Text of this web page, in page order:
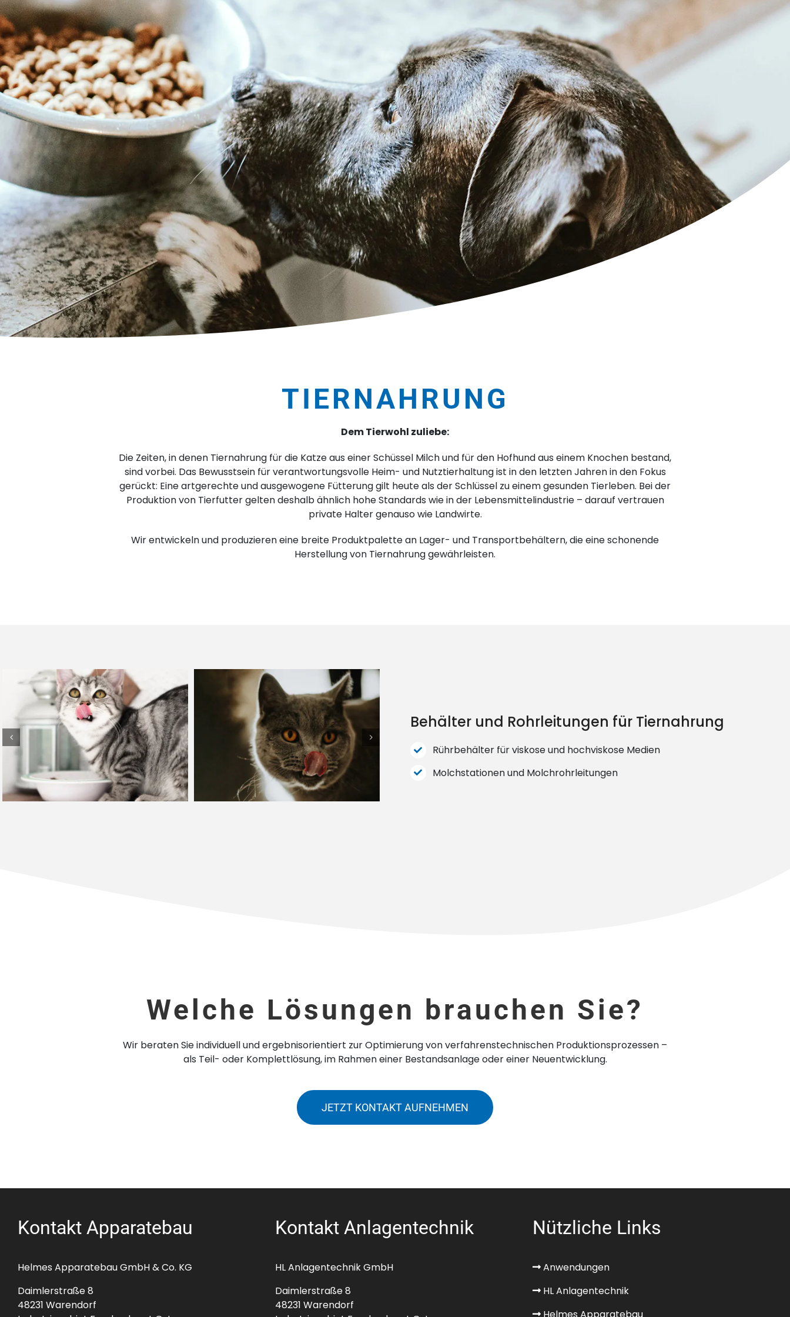
TIERNAHRUNG
Dem Tierwohl zuliebe:
Die Zeiten, in denen Tiernahrung für die Katze aus einer Schüssel Milch und für den Hofhund aus einem Knochen bestand,
sind vorbei. Das Bewusstsein für verantwortungsvolle Heim- und Nutztierhaltung ist in den letzten Jahren in den Fokus
gerückt: Eine artgerechte und ausgewogene Fütterung gilt heute als der Schlüssel zu einem gesunden Tierleben. Bei der
Produktion von Tierfutter gelten deshalb ähnlich hohe Standards wie in der Lebensmittelindustrie – darauf vertrauen
private Halter genauso wie Landwirte.
Wir entwickeln und produzieren eine breite Produktpalette an Lager- und Transportbehältern, die eine schonende
Herstellung von Tiernahrung gewährleisten.
Behälter und Rohrleitungen für Tiernahrung
Rührbehälter für viskose und hochviskose Medien
Molchstationen und Molchrohrleitungen
Welche Lösungen brauchen Sie?
Wir beraten Sie individuell und ergebnisorientiert zur Optimierung von verfahrenstechnischen Produktionsprozessen –
als Teil- oder Komplettlösung, im Rahmen einer Bestandsanlage oder einer Neuentwicklung.
JETZT KONTAKT AUFNEHMEN
Kontakt Apparatebau
Helmes Apparatebau GmbH & Co. KG
Daimlerstraße 8
48231 Warendorf
Kontakt Anlagentechnik
HL Anlagentechnik GmbH
Daimlerstraße 8
48231 Warendorf
Nützliche Links
Anwendungen
HL Anlagentechnik